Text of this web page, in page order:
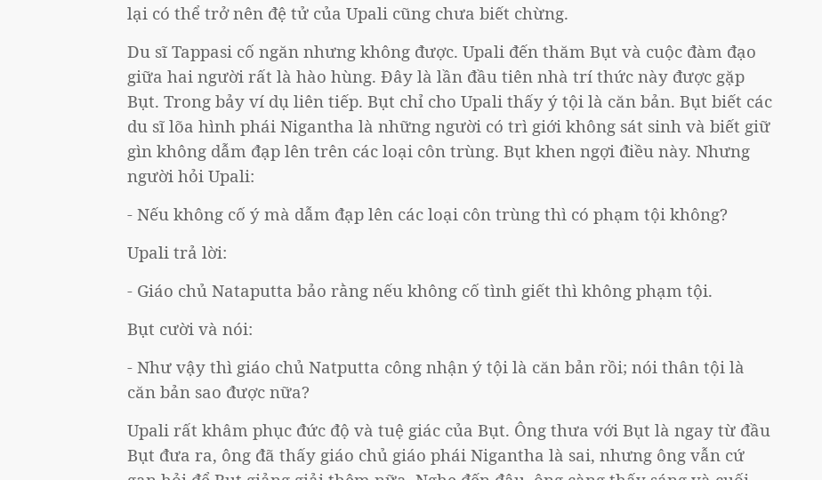
lại có thể trở nên đệ tử của Upali cũng chưa biết chừng.
Du sĩ Tappasi cố ngăn nhưng không được. Upali đến thăm Bụt và cuộc đàm đạo
giữa hai người rất là hào hùng. Đây là lần đầu tiên nhà trí thức này được gặp
Bụt. Trong bảy ví dụ liên tiếp. Bụt chỉ cho Upali thấy ý tội là căn bản. Bụt biết các
du sĩ lõa hình phái Nigantha là những người có trì giới không sát sinh và biết giữ
gìn không dẫm đạp lên trên các loại côn trùng. Bụt khen ngợi điều này. Nhưng
người hỏi Upali:
- Nếu không cố ý mà dẫm đạp lên các loại côn trùng thì có phạm tội không?
Upali trả lời:
- Giáo chủ Nataputta bảo rằng nếu không cố tình giết thì không phạm tội.
Bụt cười và nói:
- Như vậy thì giáo chủ Natputta công nhận ý tội là căn bản rồi; nói thân tội là
căn bản sao được nữa?
Upali rất khâm phục đức độ và tuệ giác của Bụt. Ông thưa với Bụt là ngay từ đầu
Bụt đưa ra, ông đã thấy giáo chủ giáo phái Nigantha là sai, nhưng ông vẫn cứ